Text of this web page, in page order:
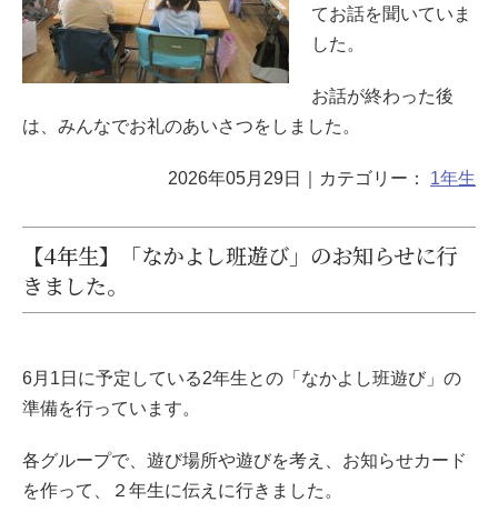
てお話を聞いていま
した。
お話が終わった後
は、みんなでお礼のあいさつをしました。
2026年05月29日 ｜カテゴリー： 1年生
【4年生】「なかよし班遊び」のお知らせに行
きました。
6月1日に予定している2年生との「なかよし班遊び」の
準備を行っています。
各グループで、遊び場所や遊びを考え、お知らせカード
を作って、２年生に伝えに行きました。